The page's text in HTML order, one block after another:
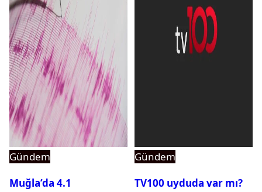
Gündem
Muğla’da 4.1
Gündem
TV100 uyduda var mı?